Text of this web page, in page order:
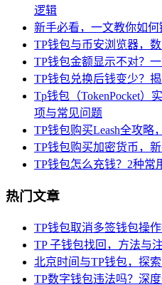
逻辑
新手必看，一文教你如何
TP钱包与币安浏览器，
TP钱包金额显示不对？
TP钱包兑换后钱变少？
Tp钱包（TokenPocket）
项与常见问题
TP钱包购买Leash全攻略
TP钱包购买加密货币，
TP钱包怎么充钱？2种常
热门文章
TP钱包取消多签钱包操
TP 子钱包找回，方法与
北京时间与TP钱包，探
TP数字钱包违法吗？深